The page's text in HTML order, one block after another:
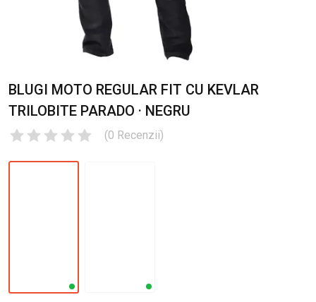
BLUGI MOTO REGULAR FIT CU KEVLAR
TRILOBITE PARADO · NEGRU
(0 Recenzii)